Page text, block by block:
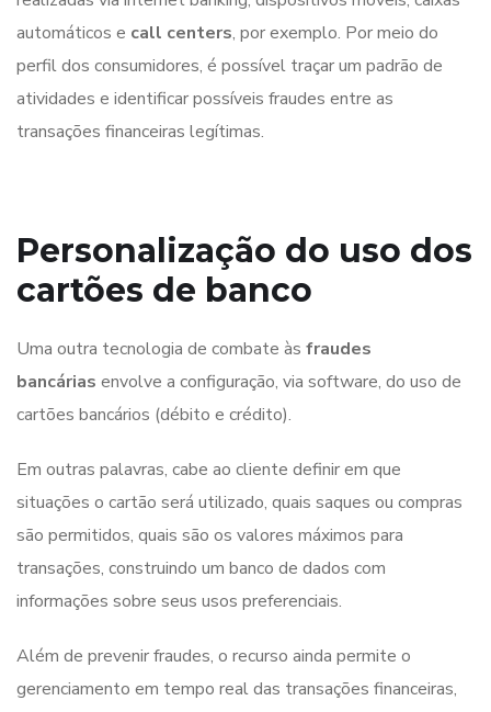
automáticos e call centers, por exemplo. Por meio do
perfil dos consumidores, é possível traçar um padrão de
atividades e identificar possíveis fraudes entre as
transações financeiras legítimas.
Personalização do uso dos
cartões de banco
Uma outra tecnologia de combate às fraudes
bancárias envolve a configuração, via software, do uso de
cartões bancários (débito e crédito).
Em outras palavras, cabe ao cliente definir em que
situações o cartão será utilizado, quais saques ou compras
são permitidos, quais são os valores máximos para
transações, construindo um banco de dados com
informações sobre seus usos preferenciais.
Além de prevenir fraudes, o recurso ainda permite o
gerenciamento em tempo real das transações financeiras,